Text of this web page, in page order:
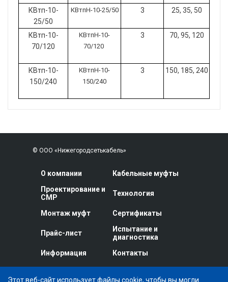
КВтп-10-
25/50
КВтпН-10-25/50 3 25, 35, 50
КВтп-10-
70/120
КВтпН-10-
70/120
3 70, 95, 120
КВтп-10-
150/240
КВтпН-10-
150/240
3 150, 185, 240
© ООО «Нижегородсетькабель»
О компании
Кабельные муфты
Проектирование и
СМР
Технология
Монтаж муфт Сертификаты
Прайс-лист
Испытание и
диагностика
Информация
Контакты
Этот веб-сайт использует файлы cookie, чтобы вы могли